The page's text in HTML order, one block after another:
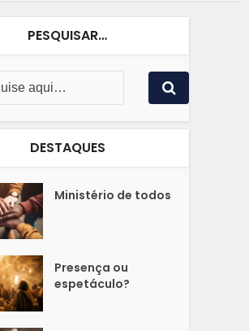
PESQUISAR…
DESTAQUES
Ministério de todos
Presença ou
espetáculo?